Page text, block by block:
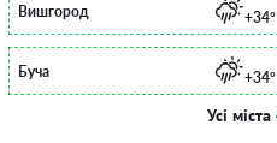
Вишгород +34°
Буча +34°
Усі міста